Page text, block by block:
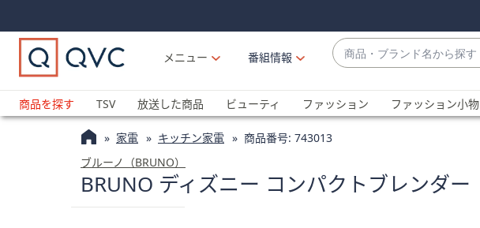
Links
Links2
メニュー
番組情報
商
品・
ラ
ン
か
ら
補
が
可
能
商品を探す
TSV 放送した商品 ビューティ ファッション ファッション小物
家電 キッチン家電 商品番号: 743013
ブルーノ（BRUNO）
BRUNO ディズニー コンパクトブレンダー